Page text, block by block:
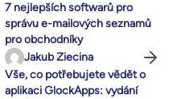
7 nejlepších softwarů pro
správu e-mailových seznamů
pro obchodníky
Jakub Ziecina
Vše, co potřebujete vědět o
aplikaci GlockApps: vydání